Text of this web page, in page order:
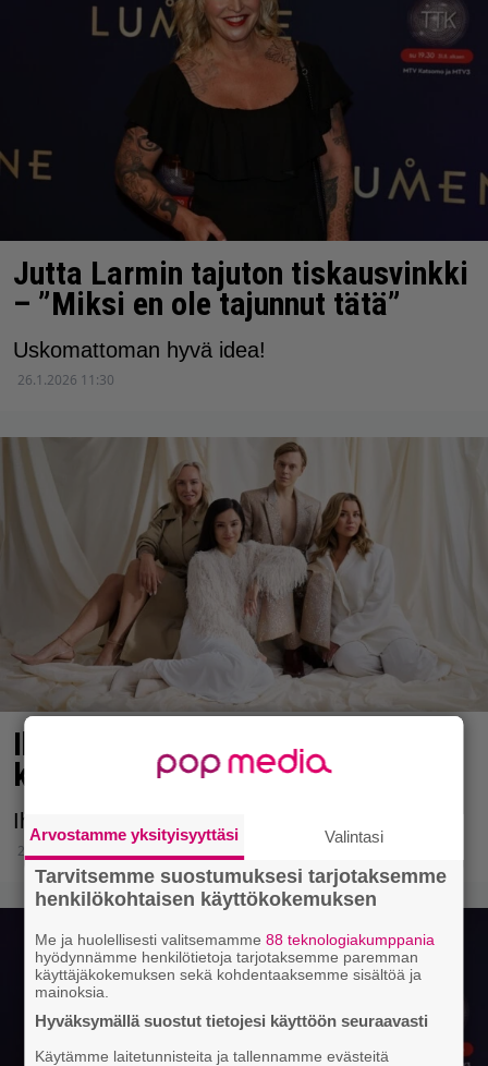
Jutta Larmin tajuton tiskausvinkki
– ”Miksi en ole tajunnut tätä”
Uskomattoman hyvä idea!
26.1.2026 11:30
Iholla jatkuu uusin jaksoin –
kuolema mukana
Iholla jatkuu uusin jaksoin.
22.12.2025 11:03
Arvostamme yksityisyyttäsi Valintasi
Tarvitsemme suostumuksesi tarjotaksemme
henkilökohtaisen käyttökokemuksen
Me ja huolellisesti valitsemamme88 teknologiakumppania
hyödynnämme henkilötietoja tarjotaksemme paremman
käyttäjäkokemuksen sekä kohdentaaksemme sisältöä ja
mainoksia.
Hyväksymällä suostut tietojesi käyttöön seuraavasti
Käytämme laitetunnisteita ja tallennamme evästeitä